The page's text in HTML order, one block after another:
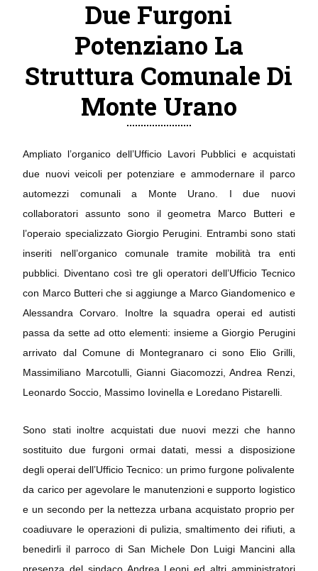
Due Furgoni
Potenziano La
Struttura Comunale Di
Monte Urano
Ampliato l’organico dell’Ufficio Lavori Pubblici e acquistati
due nuovi veicoli per potenziare e ammodernare il parco
automezzi comunali a Monte Urano. I due nuovi
collaboratori assunto sono il geometra Marco Butteri e
l’operaio specializzato Giorgio Perugini. Entrambi sono stati
inseriti nell’organico comunale tramite mobilità tra enti
pubblici. Diventano così tre gli operatori dell’Ufficio Tecnico
con Marco Butteri che si aggiunge a Marco Giandomenico e
Alessandra Corvaro. Inoltre la squadra operai ed autisti
passa da sette ad otto elementi: insieme a Giorgio Perugini
arrivato dal Comune di Montegranaro ci sono Elio Grilli,
Massimiliano Marcotulli, Gianni Giacomozzi, Andrea Renzi,
Leonardo Soccio, Massimo Iovinella e Loredano Pistarelli.
Sono stati inoltre acquistati due nuovi mezzi che hanno
sostituito due furgoni ormai datati, messi a disposizione
degli operai dell’Ufficio Tecnico: un primo furgone polivalente
da carico per agevolare le manutenzioni e supporto logistico
e un secondo per la nettezza urbana acquistato proprio per
coadiuvare le operazioni di pulizia, smaltimento dei rifiuti, a
benedirli il parroco di San Michele Don Luigi Mancini alla
presenza del sindaco Andrea Leoni ed altri amministratori